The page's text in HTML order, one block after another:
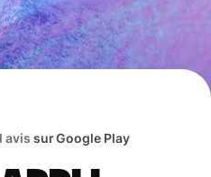
avis sur Google Play